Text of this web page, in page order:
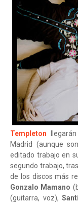
Templeton
Madrid (aunque
editado trabajo en
segundo trabajo,
de los discos más
Gonzalo Mamano
(guitarra, voz),